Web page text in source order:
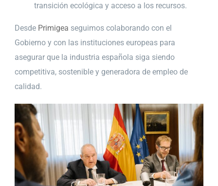
transición ecológica y acceso a los recursos.
Desde Primigea seguimos colaborando con el
Gobierno y con las instituciones europeas para
asegurar que la industria española siga siendo
competitiva, sostenible y generadora de empleo de
calidad.